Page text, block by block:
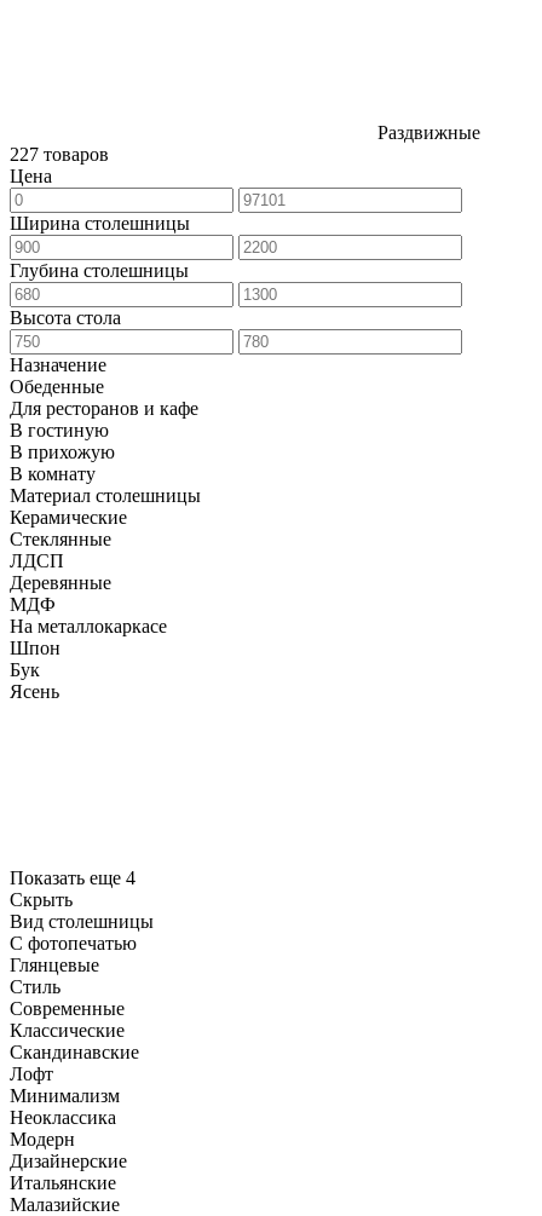
Раздвижные
227 товаров
Цена
Ширина столешницы
Глубина столешницы
Высота стола
Назначение
Обеденные
Для ресторанов и кафе
В гостиную
В прихожую
В комнату
Материал столешницы
Керамические
Стеклянные
ЛДСП
Деревянные
МДФ
На металлокаркасе
Шпон
Бук
Ясень
Показать еще 4
Скрыть
Вид столешницы
С фотопечатью
Глянцевые
Стиль
Современные
Классические
Скандинавские
Лофт
Минимализм
Неоклассика
Модерн
Дизайнерские
Итальянские
Малазийские